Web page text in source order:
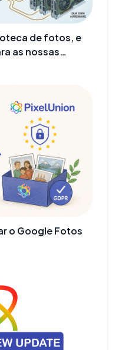
de fotos, e
as nossas
o Google Fotos